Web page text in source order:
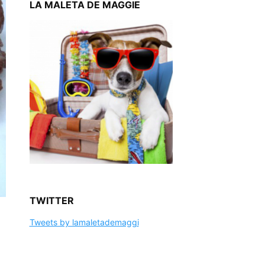
LA MALETA DE MAGGIE
TWITTER
Tweets by lamaletademaggi